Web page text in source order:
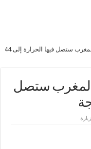
نشرة خاصة: مناطق بالمغرب ستصل فيها الحرارة إلى 44
ستصل